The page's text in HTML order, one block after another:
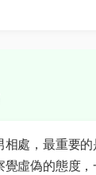
相處，最重要
覺虛偽的態度